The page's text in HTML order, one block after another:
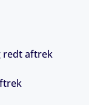
redt aftrek